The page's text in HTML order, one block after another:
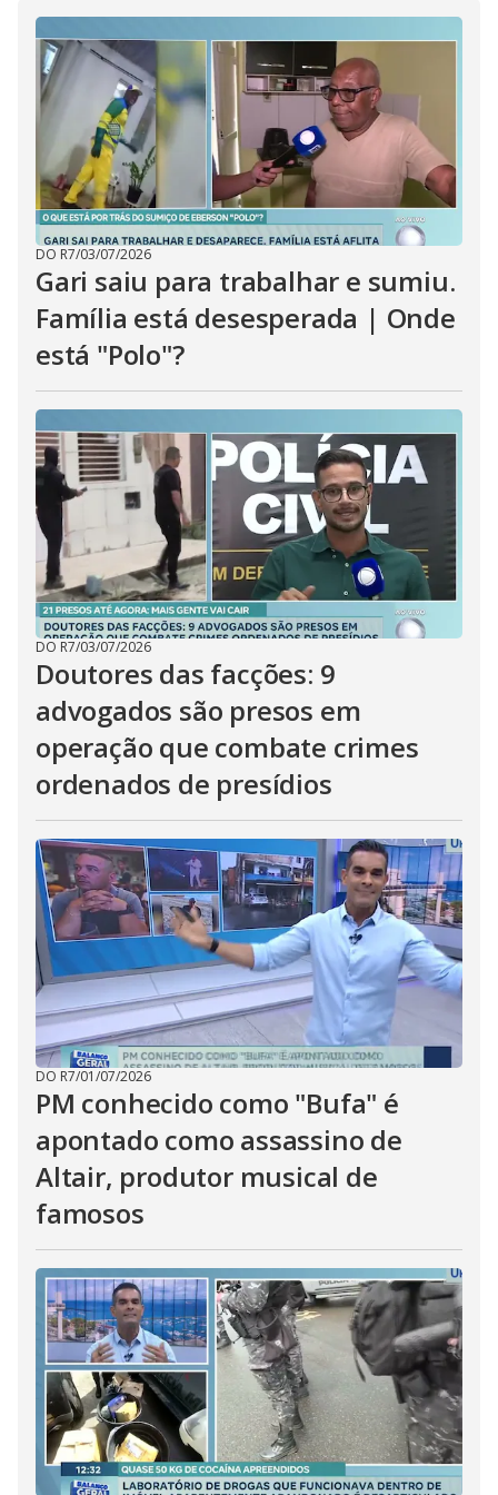
d
e
o
DO R7/03/07/2026
Gari saiu para trabalhar e sumiu.
Família está desesperada | Onde
está "Polo"?
DO R7/03/07/2026
Doutores das facções: 9
advogados são presos em
operação que combate crimes
ordenados de presídios
DO R7/01/07/2026
PM conhecido como "Bufa" é
apontado como assassino de
Altair, produtor musical de
famosos